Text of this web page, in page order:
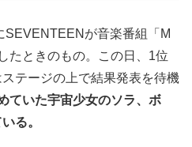
SEVENTEENが音楽番組「M
たときのもの。この日、1位
テージの上で結果発表を待機
ていた宇宙少女のソラ、ボ
る。